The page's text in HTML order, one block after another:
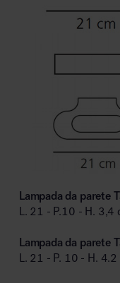
Lampada da parete
L. 21 - P.10 - H. 3,4
Lampada da parete
L. 21 - P. 10 - H. 4.2